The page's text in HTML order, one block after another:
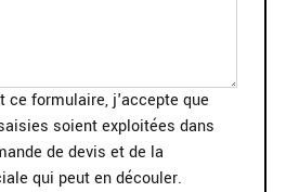
ce formulaire, j'accepte que
soient exploitées dans
de devis et de la
qui peut en découler.